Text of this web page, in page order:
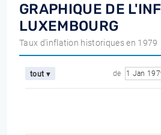
GRAPHIQUE DE
LUXEMBOURG
Taux d'inflation historiques en 1979
tout ▾ de 1 Jan